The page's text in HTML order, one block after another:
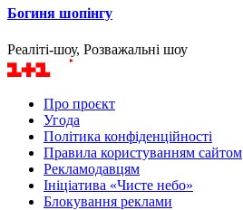
Богиня шопінгу
Реаліті-шоу, Розважальні шоу
Про проєкт
Угода
Політика конфіденційності
Правила користуванням сайтом
Рекламодавцям
Ініціатива «Чисте небо»
Блокування реклами